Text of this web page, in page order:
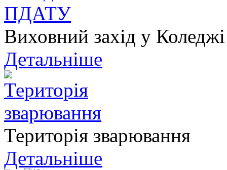
Виховний захід у
Детальніше
Територія зварювання
Детальніше